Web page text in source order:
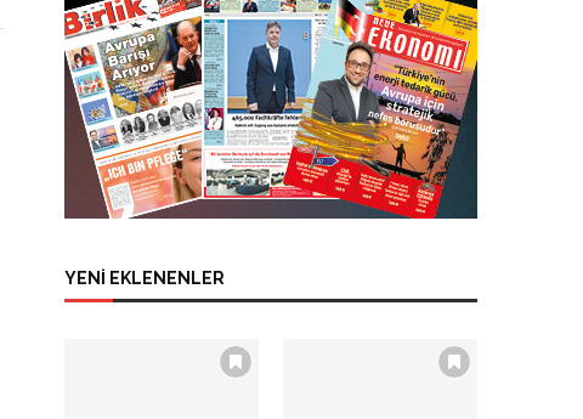
YENİ EKLENENLER